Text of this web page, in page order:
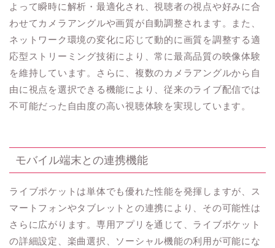
よって瞬時に解析・最適化され、視聴者の視点や好みに合
わせてカメラアングルや画質が自動調整されます。また、
ネットワーク環境の変化に応じて動的に画質を調整する適
応型ストリーミング技術により、常に最高品質の映像体験
を維持しています。さらに、複数のカメラアングルから自
由に視点を選択できる機能により、従来のライブ配信では
不可能だった自由度の高い視聴体験を実現しています。
モバイル端末との連携機能
ライブポケットは単体でも優れた性能を発揮しますが、ス
マートフォンやタブレットとの連携により、その可能性は
さらに広がります。専用アプリを通じて、ライブポケット
の詳細設定、楽曲選択、ソーシャル機能の利用が可能にな